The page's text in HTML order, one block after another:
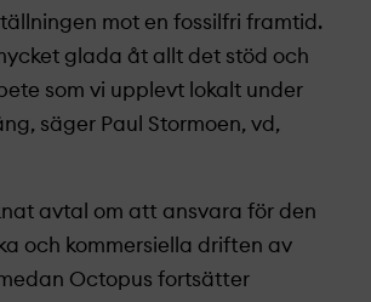
mot en fossilfri framtid.
glada åt allt det stöd och
som vi upplevt lokalt under
säger Paul Stormoen, vd,
avtal om att ansvara för den
och kommersiella driften av
Octopus fortsätter